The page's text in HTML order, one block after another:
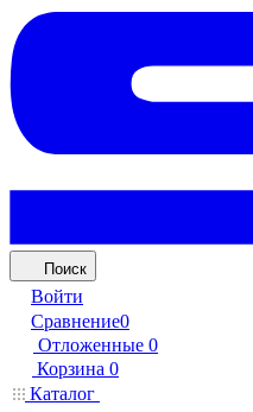
Поиск
Войти
Сравнение0
Отложенные 0
Корзина 0
Каталог